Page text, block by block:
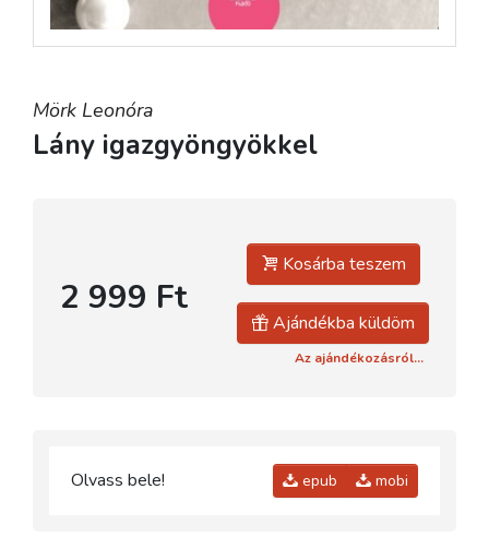
Mörk Leonóra
Lány igazgyöngyökkel
2 999 Ft
Kosárba teszem
Ajándékba küldöm
Az ajándékozásról...
Olvass bele! epub mobi